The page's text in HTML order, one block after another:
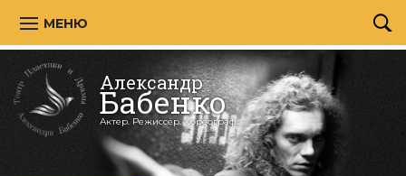
МЕНЮ
Александр
Бабенко
Актер. Режиссёр. Хореограф.